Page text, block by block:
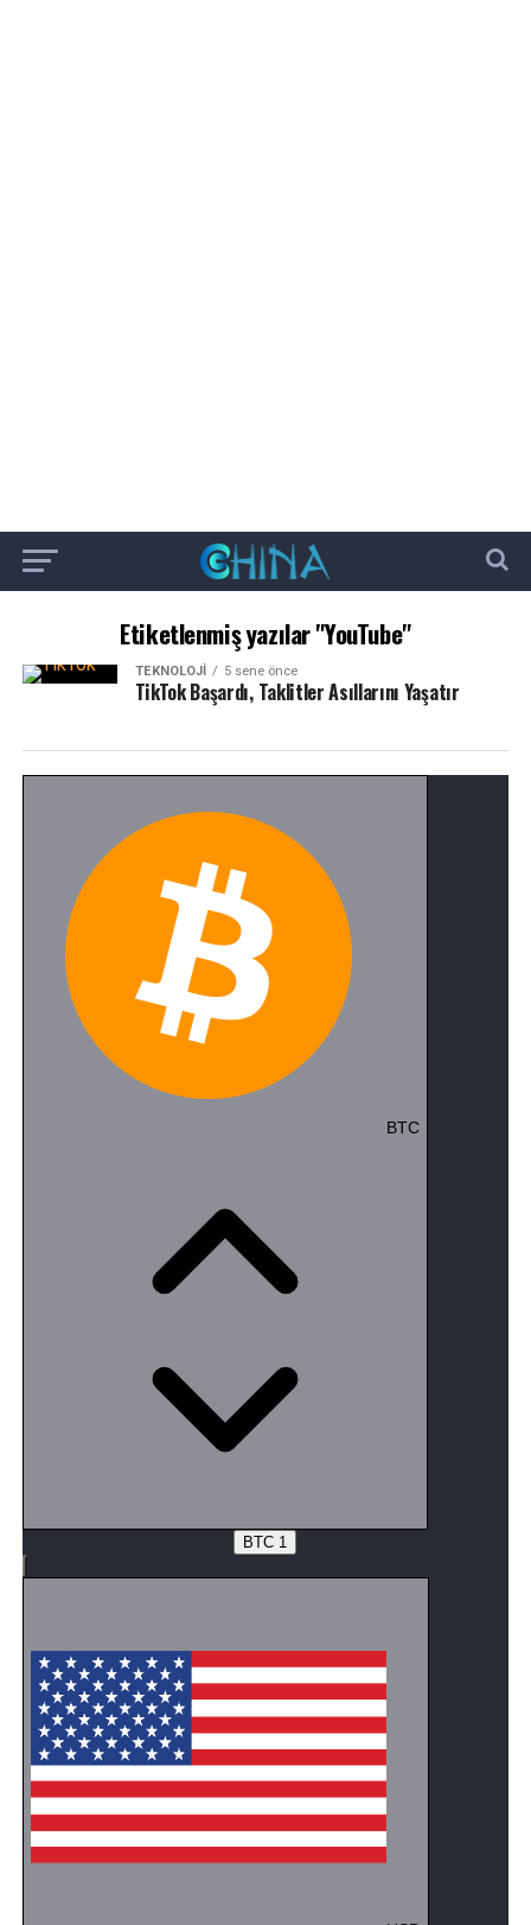
Etiketlenmiş yazılar "YouTube"
TEKNOLOJI 5 sene önce
TikTok Başardı, Taklitler Asıllarını Yaşatır